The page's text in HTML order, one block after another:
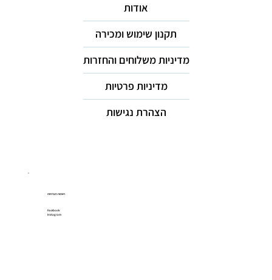
אודות
תקנון שימוש ומכירה
מדיניות משלוחים והחזרות
מדיניות פרטיות
הצהרת נגישות
רשתות חברתיות
Facebook
Instagram